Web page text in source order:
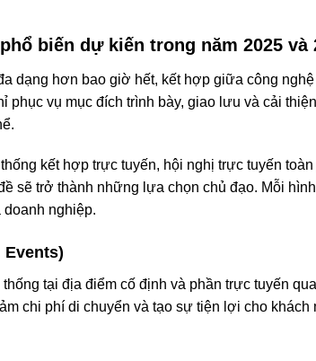
biến dự kiến trong năm 2025 và
dạng hơn bao giờ hết, kết hợp giữa công
vụ mục đích trình bày, giao lưu và cải
kết hợp trực tuyến, hội nghị trực tuyến
sẽ trở thành những lựa chọn chủ đạo. Mỗi
nghiệp.
tại địa điểm cố định và phần trực tuyến
chi phí di chuyển và tạo sự tiện lợi cho khách